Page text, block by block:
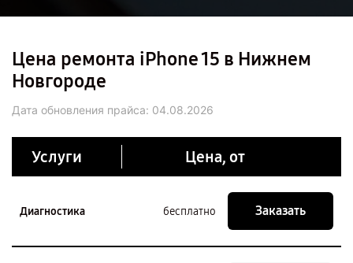
Цена ремонта iPhone 15 в Нижнем
Новгороде
Дата обновления прайса: 04.08.2026
Услуги Цена, от
Диагностика бесплатно Заказать